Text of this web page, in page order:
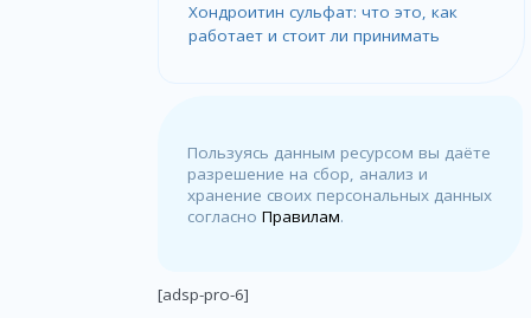
Хондроитин сульфат: что это, как
работает и стоит ли принимать
Пользуясь данным ресурсом вы даёте
разрешение на сбор, анализ и
хранение своих персональных данных
согласноПравилам.
[adsp-pro-6]